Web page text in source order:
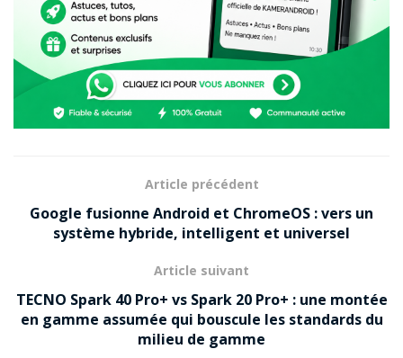
Article précédent
Google fusionne Android et ChromeOS : vers un
système hybride, intelligent et universel
Article suivant
TECNO Spark 40 Pro+ vs Spark 20 Pro+ : une montée
en gamme assumée qui bouscule les standards du
milieu de gamme